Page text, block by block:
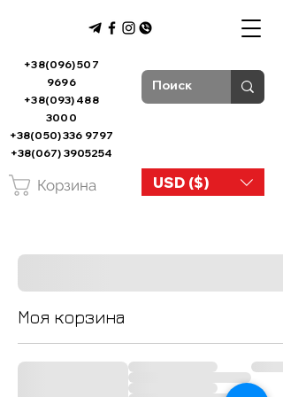
+38(096) 507
9696
+38(093) 488
3000
+38(050) 336 9797
+38(067) 3905254
USD ($)
Корзина
Моя корзина